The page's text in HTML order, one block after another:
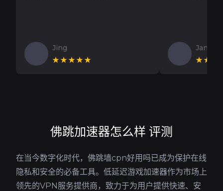
Jing
★★★★★
Jan V
佛跳加速器怎么样 评测
在当今数字化时代，佛跳墙cpn好用吗已成为保护在线
隐私和安全的必备工具。低延迟游戏加速器作为市场上
领先的VPN服务提供商，致力于为用户提供快速、安